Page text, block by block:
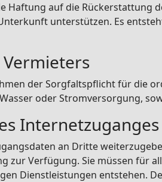
Haftung auf die Rückerstattung
unterstützen. Es
der Sorgfaltspflicht für die
oder Stromversorgung,
Internetzuganges
an Dritte
zur Verfügung. Sie müssen für
Dienstleistungen entstehen.